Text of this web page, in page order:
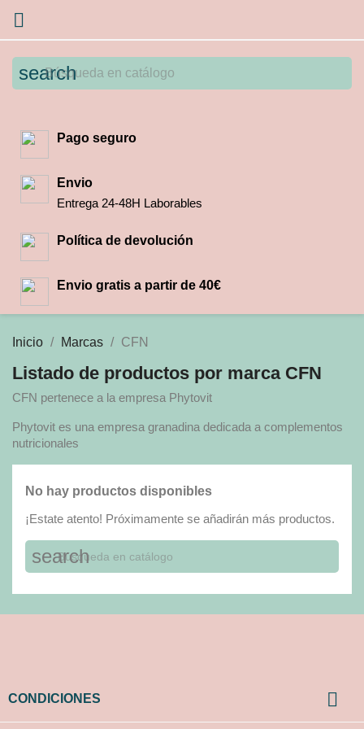

search
Pago seguro
Envio
Entrega 24-48H Laborables
Política de devolución
Envio gratis a partir de 40€
Inicio Marcas CFN
Listado de productos por marca CFN
CFN pertenece a la empresa Phytovit
Phytovit es una empresa granadina dedicada a complementos
nutricionales
No hay productos disponibles
¡Estate atento! Próximamente se añadirán más productos.
search
CONDICIONES 